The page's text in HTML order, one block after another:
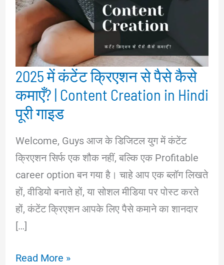
2025 में कंटेंट क्रिएशन से पैसे कैसे
कमाएँ? | Content Creation in Hindi
पूरी गाइड
Welcome, Guys आज के डिजिटल युग में कंटेंट
क्रिएशन सिर्फ एक शौक नहीं, बल्कि एक Profitable
career option बन गया है। चाहे आप एक ब्लॉग लिखते
हों, वीडियो बनाते हों, या सोशल मीडिया पर पोस्ट करते
हों, कंटेंट क्रिएशन आपके लिए पैसे कमाने का शानदार
[…]
2025
Read More »